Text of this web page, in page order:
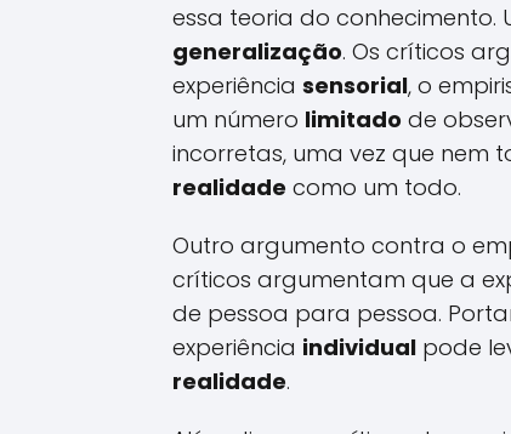
essa teoria do
generalização. Os críticos
experiência sensorial, o
um número limitado de
incorretas, uma vez que nem
realidade como um todo.
Outro argumento contra o
críticos argumentam que a
de pessoa para pessoa.
experiência individual pode
realidade.